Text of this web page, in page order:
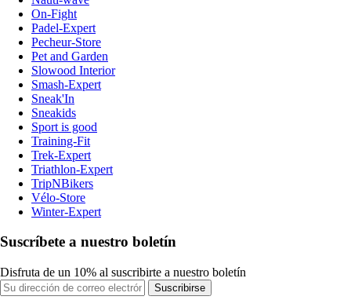
On-Fight
Padel-Expert
Pecheur-Store
Pet and Garden
Slowood Interior
Smash-Expert
Sneak'In
Sneakids
Sport is good
Training-Fit
Trek-Expert
Triathlon-Expert
TripNBikers
Vélo-Store
Winter-Expert
Suscríbete a nuestro boletín
Disfruta de un 10% al suscribirte a nuestro boletín
Suscribirse